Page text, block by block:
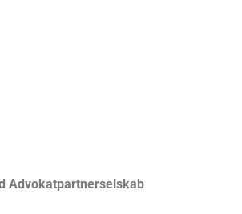
Advokatpartnerselskab